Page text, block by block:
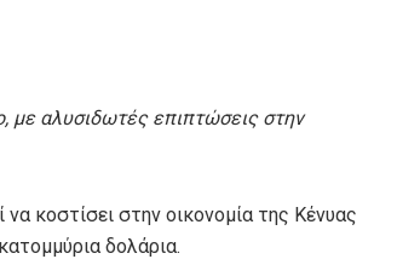
με αλυσιδωτές επιπτώσεις στην
κοστίσει στην οικονομία της Κένυας
δολάρια.